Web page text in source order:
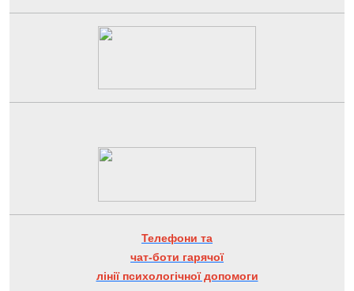
Телефони та
чат-боти гарячої
лінії психологічної допомоги